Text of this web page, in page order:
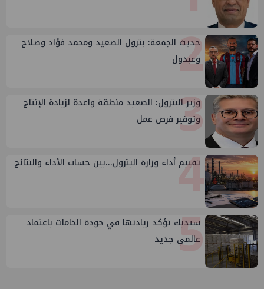
2
حديث الجمعة: بترول الصعيد ومحمد فؤاد وصلاح
وعبدول
3
وزير البترول: الصعيد منطقة واعدة لزيادة الإنتاج
وتوفير فرص عمل
4
تقييم أداء وزارة البترول...بين حساب الأداء والنتائج
5
سيدبك تؤكد ريادتها في جودة الخامات باعتماد
عالمي جديد